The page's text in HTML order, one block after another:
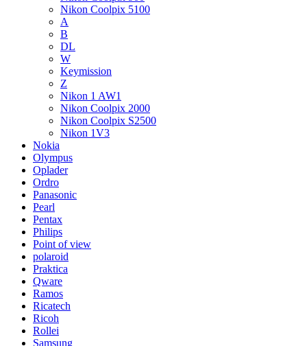
Nikon Coolpix 5100
A
B
DL
W
Keymission
Z
Nikon 1 AW1
Nikon Coolpix 2000
Nikon Coolpix S2500
Nikon 1V3
Nokia
Olympus
Oplader
Ordro
Panasonic
Pearl
Pentax
Philips
Point of view
polaroid
Praktica
Qware
Ramos
Ricatech
Ricoh
Rollei
Samsung